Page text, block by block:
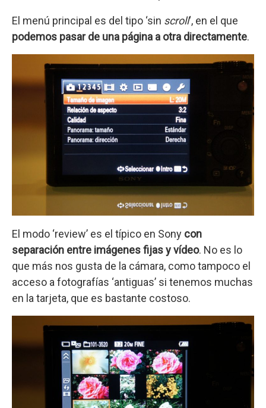
El menú principal es del tipo ‘sin scroll‘, en el que
podemos pasar de una página a otra directamente.
El modo ‘review’ es el típico en Sony con
separación entre imágenes fijas y vídeo. No es lo
que más nos gusta de la cámara, como tampoco el
acceso a fotografías ‘antiguas’ si tenemos muchas
en la tarjeta, que es bastante costoso.